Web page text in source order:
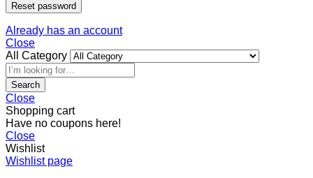
Reset password
Already has an account
Close
All Category
Search
Close
Shopping cart
Have no coupons here!
Close
Wishlist
Wishlist page